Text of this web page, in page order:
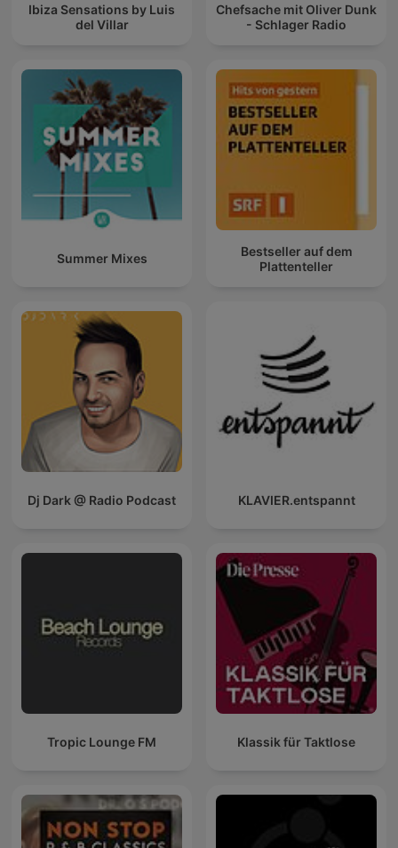
Ibiza Sensations by Luis
del Villar
Chefsache mit Oliver Dunk
- Schlager Radio
Summer Mixes
Bestseller auf dem
Plattenteller
Dj Dark @ Radio Podcast KLAVIER.entspannt
Tropic Lounge FM Klassik für Taktlose